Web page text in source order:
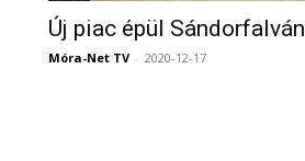
Új piac épül Sándorfalván
Móra-Net TV - 2020-12-17